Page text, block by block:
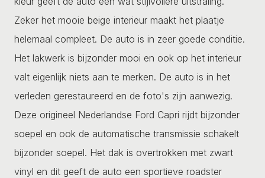
Zeker het mooie beige interieur maakt het plaatje
helemaal compleet. De auto is in zeer goede conditie.
Het lakwerk is bijzonder mooi en ook op het interieur
valt eigenlijk niets aan te merken. De auto is in het
verleden gerestaureerd en de foto's zijn aanwezig.
Deze origineel Nederlandse Ford Capri rijdt bijzonder
soepel en ook de automatische transmissie schakelt
bijzonder soepel. Het dak is overtrokken met zwart
vinyl en dit geeft de auto een sportieve roadster